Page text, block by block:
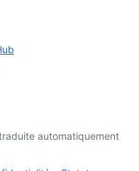
automatiquement